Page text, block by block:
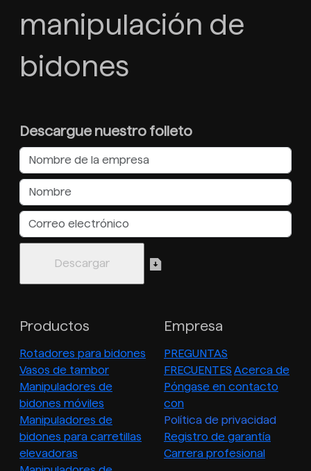
manipulación de
bidones
Descargue nuestro folleto
Productos
Rotadores para bidones
Vasos de tambor
Manipuladores de
bidones móviles
Manipuladores de
bidones para carretillas
elevadoras
Empresa
PREGUNTAS
FRECUENTES Acerca de
Póngase en contacto
con
Política de privacidad
Registro de garantía
Carrera profesional